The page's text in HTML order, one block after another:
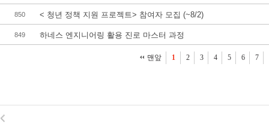
850 < 청년 정책 지원 프로젝트> 참여자 모집 (~8/2)
849 하네스 엔지니어링 활용 진로 마스터 과정
맨앞 1 2 3 4 5 6 7